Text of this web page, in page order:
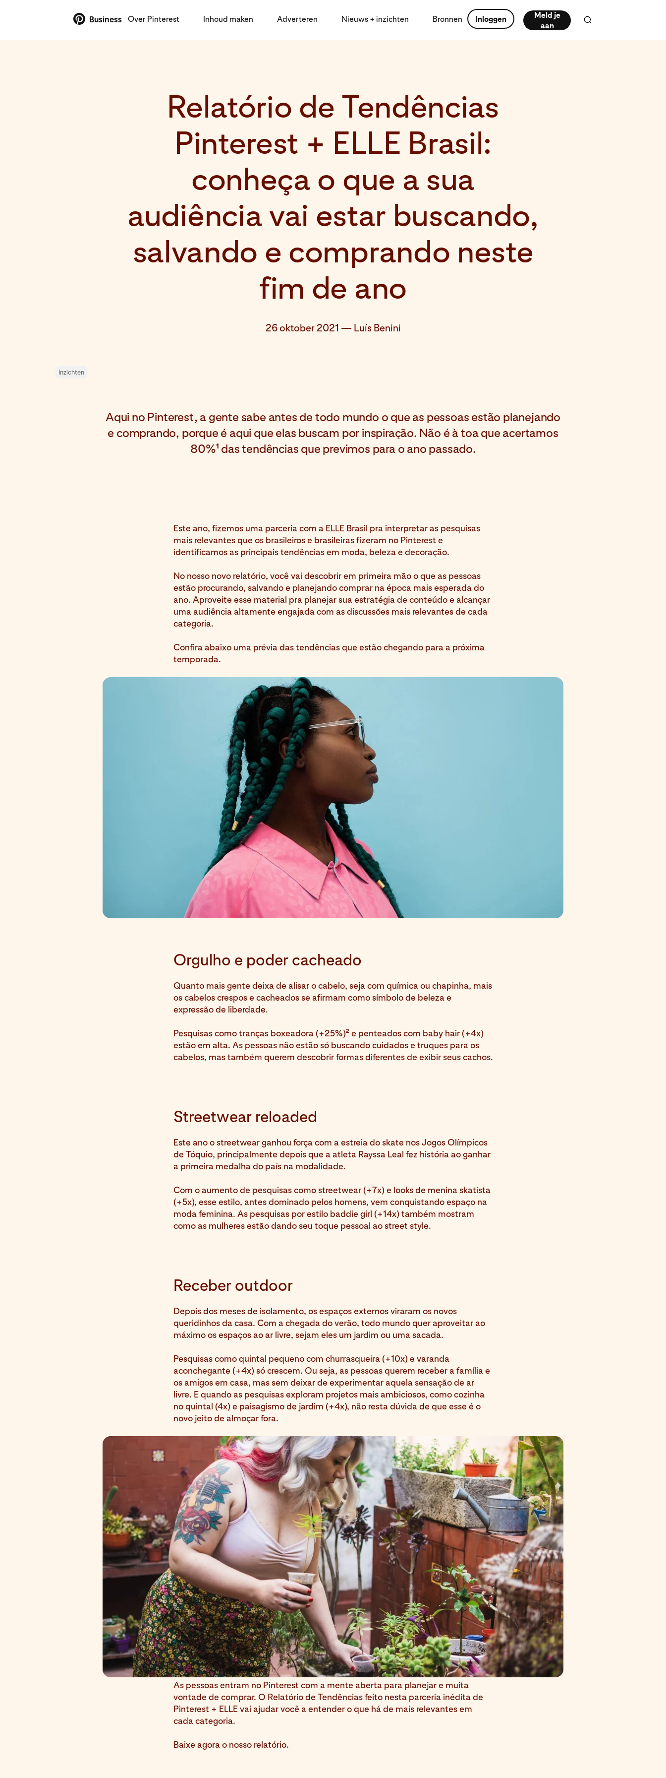
Business Over Pinterest Inhoud maken Adverteren Nieuws + inzichten Bronnen Inloggen
Meld je
aan
Relatório de Tendências
Pinterest + ELLE Brasil:
conheça o que a sua
audiência vai estar buscando,
salvando e comprando neste
fim de ano
26 oktober 2021 — Luís Benini
Inzichten
Aqui no Pinterest, a gente sabe antes de todo mundo o que as pessoas estão planejando
e comprando, porque é aqui que elas buscam por inspiração. Não é à toa que acertamos
80%1 das tendências que previmos para o ano passado.
Este ano, fizemos uma parceria com a ELLE Brasil pra interpretar as pesquisas
mais relevantes que os brasileiros e brasileiras fizeram no Pinterest e
identificamos as principais tendências em moda, beleza e decoração.
No nosso novo relatório, você vai descobrir em primeira mão o que as pessoas
estão procurando, salvando e planejando comprar na época mais esperada do
ano. Aproveite esse material pra planejar sua estratégia de conteúdo e alcançar
uma audiência altamente engajada com as discussões mais relevantes de cada
categoria.
Confira abaixo uma prévia das tendências que estão chegando para a próxima
temporada.
Orgulho e poder cacheado
Quanto mais gente deixa de alisar o cabelo, seja com química ou chapinha, mais
os cabelos crespos e cacheados se afirmam como símbolo de beleza e
expressão de liberdade.
Pesquisas como tranças boxeadora (+25%)2 e penteados com baby hair (+4x)
estão em alta. As pessoas não estão só buscando cuidados e truques para os
cabelos, mas também querem descobrir formas diferentes de exibir seus cachos.
Streetwear reloaded
Este ano o streetwear ganhou força com a estreia do skate nos Jogos Olímpicos
de Tóquio, principalmente depois que a atleta Rayssa Leal fez história ao ganhar
a primeira medalha do país na modalidade.
Com o aumento de pesquisas como streetwear (+7x) e looks de menina skatista
(+5x), esse estilo, antes dominado pelos homens, vem conquistando espaço na
moda feminina. As pesquisas por estilo baddie girl (+14x) também mostram
como as mulheres estão dando seu toque pessoal ao street style.
Receber outdoor
Depois dos meses de isolamento, os espaços externos viraram os novos
queridinhos da casa. Com a chegada do verão, todo mundo quer aproveitar ao
máximo os espaços ao ar livre, sejam eles um jardim ou uma sacada.
Pesquisas como quintal pequeno com churrasqueira (+10x) e varanda
aconchegante (+4x) só crescem. Ou seja, as pessoas querem receber a família e
os amigos em casa, mas sem deixar de experimentar aquela sensação de ar
livre. E quando as pesquisas exploram projetos mais ambiciosos, como cozinha
no quintal (4x) e paisagismo de jardim (+4x), não resta dúvida de que esse é o
novo jeito de almoçar fora.
As pessoas entram no Pinterest com a mente aberta para planejar e muita
vontade de comprar. O Relatório de Tendências feito nesta parceria inédita de
Pinterest + ELLE vai ajudar você a entender o que há de mais relevantes em
cada categoria.
Baixe agora o nosso relatório.